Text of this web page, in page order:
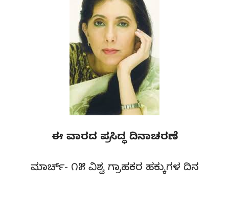
ಈ ವಾರದ ಪ್ರಸಿದ್ಧ ದಿನಾಚರಣೆ
ಮಾರ್ಚ್- ೧೫ ವಿಶ್ವ ಗ್ರಾಹಕರ ಹಕ್ಕುಗಳ ದಿನ